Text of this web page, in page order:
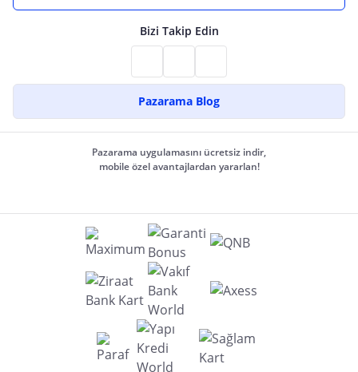
Bizi Takip Edin
Pazarama Blog
Pazarama uygulamasını ücretsiz indir,
mobile özel avantajlardan yararlan!